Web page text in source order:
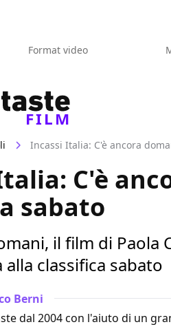
Format video
FILM
Incassi Italia: C'è ancora
C'è
sabato
il film di Paola
alla classifica sabato
Berni
dal 2004 con l'aiuto di un